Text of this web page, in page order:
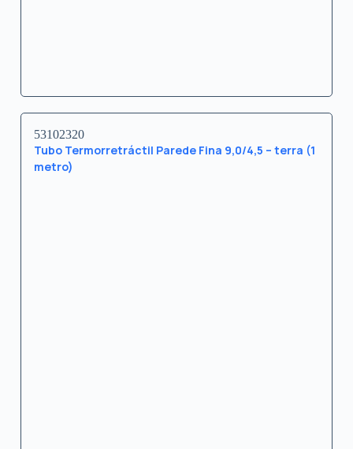
53102320
Tubo Termorretráctil Parede Fina 9,0/4,5 – terra (1
metro)